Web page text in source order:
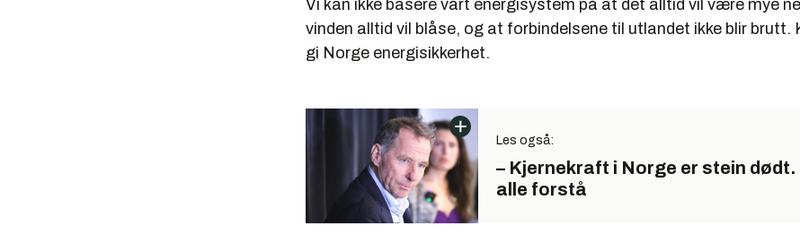
Vi kan ikke basere vårt energisystem på at det alltid vil være mye
vinden alltid vil blåse, og at forbindelsene til utlandet ikke blir brutt.
gi Norge energisikkerhet.
Les også:
– Kjernekraft i Norge er stein dødt.
alle forstå